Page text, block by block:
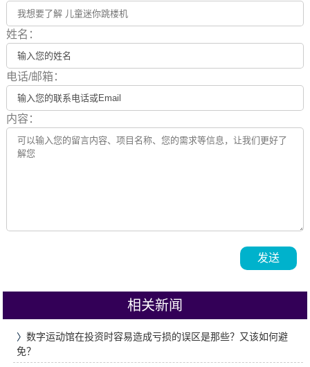
姓名：
电话/邮箱：
内容：
发送
相关新闻
〉 数字运动馆在投资时容易造成亏损的误区是那些？又该如何避
免？